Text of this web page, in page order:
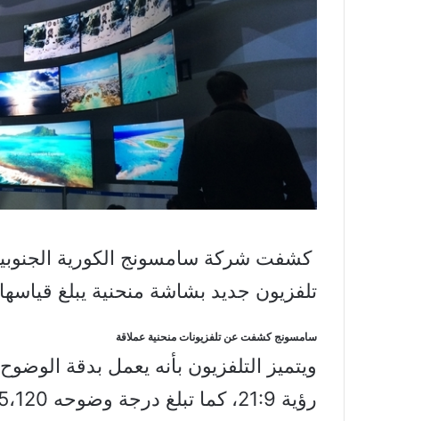
تلفزيون جديد بشاشة منحنية يبلغ قياسها 105 إنش.
سامسونج كشفت عن تلفزيونات منحنية عملاقة
رؤية 21:9، كما تبلغ درجة وضوحه 5،120×2،160.